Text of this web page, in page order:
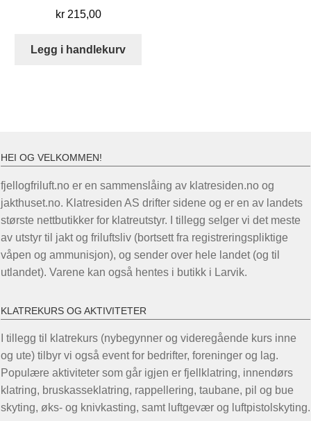
kr215,00
Legg i handlekurv
HEI OG VELKOMMEN!
fjellogfriluft.no er en sammenslåing av klatresiden.no og
jakthuset.no. Klatresiden AS drifter sidene og er en av landets
største nettbutikker for klatreutstyr. I tillegg selger vi det meste
av utstyr til jakt og friluftsliv (bortsett fra registreringspliktige
våpen og ammunisjon), og sender over hele landet (og til
utlandet). Varene kan også hentes i butikk i Larvik.
KLATREKURS OG AKTIVITETER
I tillegg til klatrekurs (nybegynner og videregående kurs inne
og ute) tilbyr vi også event for bedrifter, foreninger og lag.
Populære aktiviteter som går igjen er fjellklatring, innendørs
klatring, bruskasseklatring, rappellering, taubane, pil og bue
skyting, øks- og knivkasting, samt luftgevær og luftpistolskyting.